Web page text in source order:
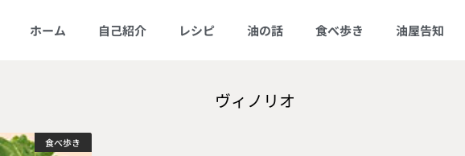
ホーム 自己紹介 レシピ 油の話 食べ歩き 油屋告知
ヴィノリオ
食べ歩き